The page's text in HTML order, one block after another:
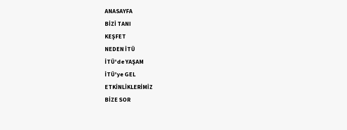
ANASAYFA
BİZİ TANI
KEŞFET
NEDEN İTÜ
İTÜ'de YAŞAM
İTÜ'ye GEL
ETKİNLİKLERİMİZ
BİZE SOR